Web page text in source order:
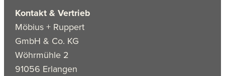
Kontakt & Vertrieb
Möbius + Ruppert
GmbH & Co. KG
Wöhrmühle 2
91056 Erlangen